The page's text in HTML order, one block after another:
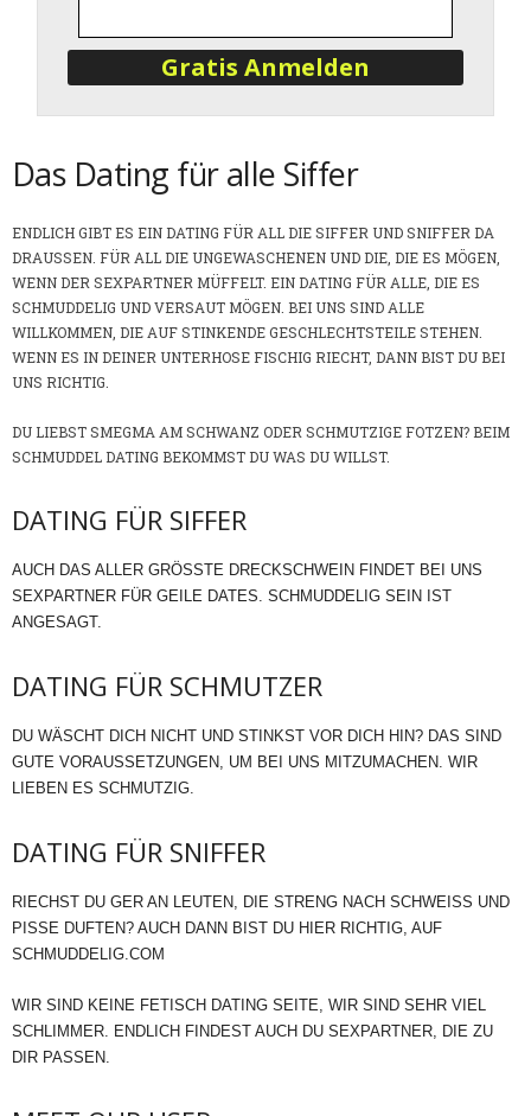
Das Dating für alle Siffer
ENDLICH GIBT ES EIN DATING FÜR ALL DIE SIFFER UND SNIFFER DA
DRAUSSEN. FÜR ALL DIE UNGEWASCHENEN UND DIE, DIE ES MÖGEN,
WENN DER SEXPARTNER MÜFFELT. EIN DATING FÜR ALLE, DIE ES
SCHMUDDELIG UND VERSAUT MÖGEN. BEI UNS SIND ALLE
WILLKOMMEN, DIE AUF STINKENDE GESCHLECHTSTEILE STEHEN.
WENN ES IN DEINER UNTERHOSE FISCHIG RIECHT, DANN BIST DU BEI
UNS RICHTIG.
DU LIEBST SMEGMA AM SCHWANZ ODER SCHMUTZIGE FOTZEN? BEIM
SCHMUDDEL DATING BEKOMMST DU WAS DU WILLST.
DATING FÜR SIFFER
AUCH DAS ALLER GRÖSSTE DRECKSCHWEIN FINDET BEI UNS
SEXPARTNER FÜR GEILE DATES. SCHMUDDELIG SEIN IST
ANGESAGT.
DATING FÜR SCHMUTZER
DU WÄSCHT DICH NICHT UND STINKST VOR DICH HIN? DAS SIND
GUTE VORAUSSETZUNGEN, UM BEI UNS MITZUMACHEN. WIR
LIEBEN ES SCHMUTZIG.
DATING FÜR SNIFFER
RIECHST DU GER AN LEUTEN, DIE STRENG NACH SCHWEISS UND
PISSE DUFTEN? AUCH DANN BIST DU HIER RICHTIG, AUF
SCHMUDDELIG.COM
WIR SIND KEINE FETISCH DATING SEITE, WIR SIND SEHR VIEL
SCHLIMMER. ENDLICH FINDEST AUCH DU SEXPARTNER, DIE ZU
DIR PASSEN.